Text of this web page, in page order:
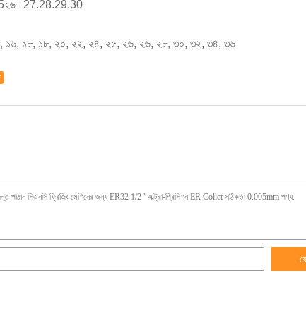
১৬, ১৮, ১৮, ২০, ২২, ২৪, ২৫, ২৬, ২৬, ২৮, ৩০, ৩২, ৩৪, ৩৬